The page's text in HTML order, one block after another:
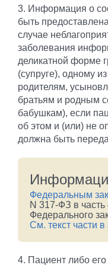
3. Информация о
быть
случае
заболевания
деликатной форме
(супруге), одному
родителям,
братьям и родным
бабушкам), если
об этом и (или) не
должна быть
Федеральным
N 317-ФЗ в часть
Федерального
См. текст части
4. Пациент либо